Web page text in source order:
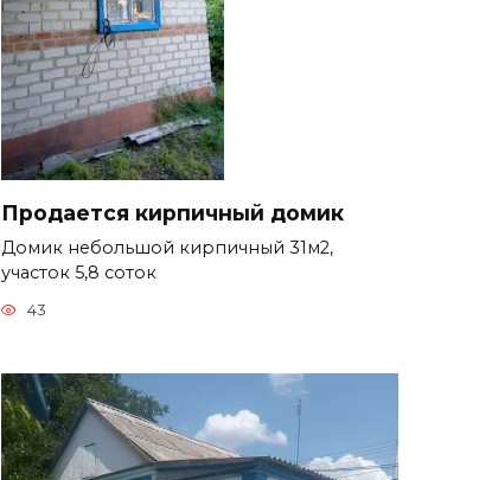
Продается кирпичный домик
Домик небольшой кирпичный 31м2,
участок 5,8 соток
43